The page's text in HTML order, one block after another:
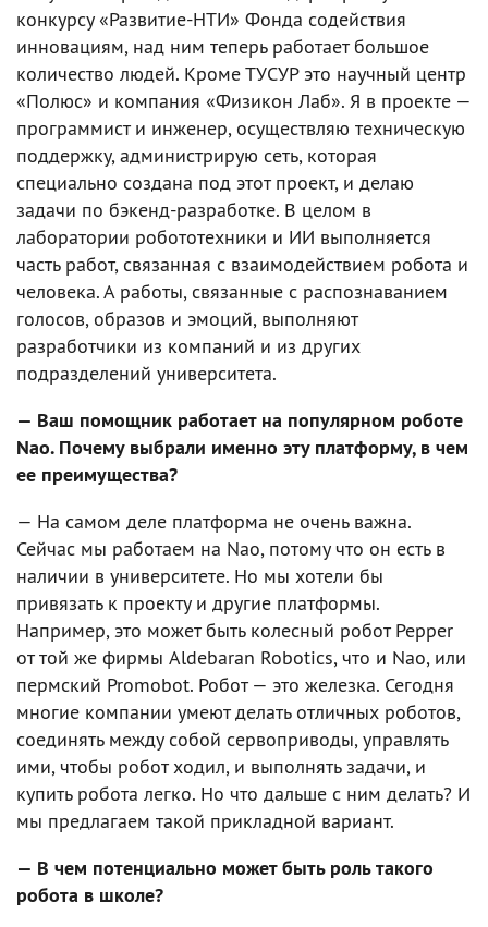
конкурсу «Развитие-НТИ» Фонда содействия
инновациям, над ним теперь работает большое
количество людей. Кроме ТУСУР это научный центр
«Полюс» и компания «Физикон Лаб». Я в проекте —
программист и инженер, осуществляю техническую
поддержку, администрирую сеть, которая
специально создана под этот проект, и делаю
задачи по бэкенд-разработке. В целом в
лаборатории робототехники и ИИ выполняется
часть работ, связанная с взаимодействием робота и
человека. А работы, связанные с распознаванием
голосов, образов и эмоций, выполняют
разработчики из компаний и из других
подразделений университета.
— Ваш помощник работает на популярном роботе
Nao. Почему выбрали именно эту платформу, в чем
ее преимущества?
— На самом деле платформа не очень важна.
Сейчас мы работаем на Nao, потому что он есть в
наличии в университете. Но мы хотели бы
привязать к проекту и другие платформы.
Например, это может быть колесный робот Pepper
от той же фирмы Aldebaran Robotics, что и Nao, или
пермский Promobot. Робот — это железка. Сегодня
многие компании умеют делать отличных роботов,
соединять между собой сервоприводы, управлять
ими, чтобы робот ходил, и выполнять задачи, и
купить робота легко. Но что дальше с ним делать? И
мы предлагаем такой прикладной вариант.
— В чем потенциально может быть роль такого
робота в школе?